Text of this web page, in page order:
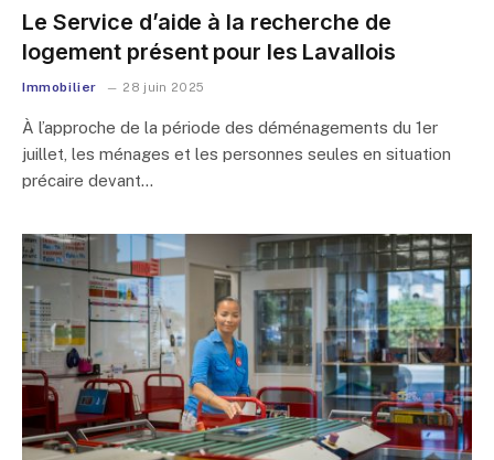
Le Service d’aide à la recherche de
logement présent pour les Lavallois
Immobilier 28 juin 2025
À l’approche de la période des déménagements du 1er
juillet, les ménages et les personnes seules en situation
précaire devant…